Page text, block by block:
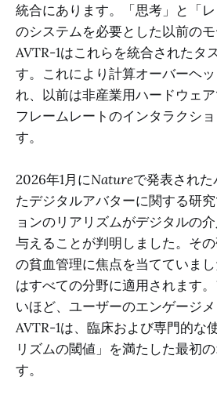
統合にあります。「思考」と「
のシステムを必要とした以前のモ
AVTR-1はこれらを統合されたタ
す。これにより計算オーバーヘ
れ、以前は非産業用ハードウェ
フレームレートのインタラクシ
す。
2026年1月にNatureで発表され
たデジタルアバターに関する研
ョンのリアリズムがデジタルの
与えることが判明しました。そ
の貧血管理に焦点を当てていま
はすべての分野に適用されます
いほど、ユーザーのエンゲージメ
AVTR-1は、臨床および専門的な
リズムの閾値」を満たした最初
す。